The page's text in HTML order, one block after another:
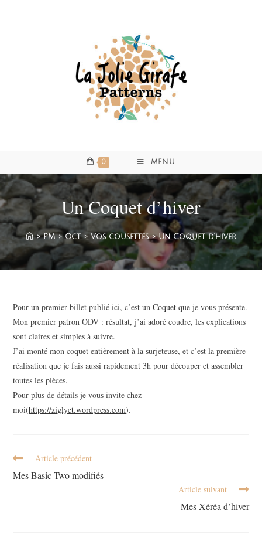
0 MENU
Un Coquet d’hiver
> PM > Oct > Vos cousettes > Un Coquet d’hiver
Pour un premier billet publié ici, c’est unCoquet que je vous présente.
Mon premier patron ODV : résultat, j’ai adoré coudre, les explications
sont claires et simples à suivre.
J’ai monté mon coquet entièrement à la surjeteuse, et c’est la première
réalisation que je fais aussi rapidement 3h pour découper et assembler
toutes les pièces.
Pour plus de détails je vous invite chez
moi(https://ziglyet.wordpress.com).
Article précédent
Mes Basic Two modifiés
Article suivant
Mes Xéréa d’hiver